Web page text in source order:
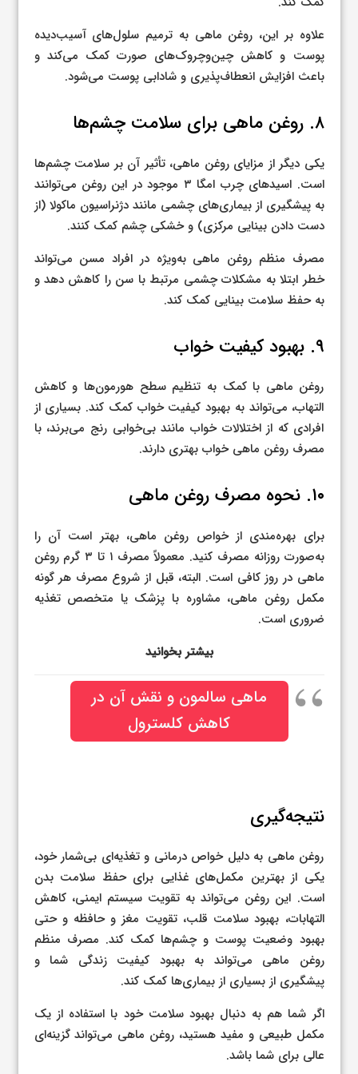
علاوه بر این، روغن ماهی به ترمیم سلول‌های آسیب‌دیده
پوست و کاهش چین‌وچروک‌های صورت کمک می‌کند و
باعث افزایش انعطاف‌پذیری و شادابی پوست می‌شود.
۸. روغن ماهی برای سلامت چشم‌ها
یکی دیگر از مزایای روغن ماهی، تأثیر آن بر سلامت چشم‌ها
است. اسیدهای چرب امگا ۳ موجود در این روغن می‌توانند
به پیشگیری از بیماری‌های چشمی مانند دژنراسیون ماکولا (از
دست دادن بینایی مرکزی) و خشکی چشم کمک کنند.
مصرف منظم روغن ماهی به‌ویژه در افراد مسن می‌تواند
خطر ابتلا به مشکلات چشمی مرتبط با سن را کاهش دهد و
به حفظ سلامت بینایی کمک کند.
۹. بهبود کیفیت خواب
روغن ماهی با کمک به تنظیم سطح هورمون‌ها و کاهش
التهاب، می‌تواند به بهبود کیفیت خواب کمک کند. بسیاری از
افرادی که از اختلالات خواب مانند بی‌خوابی رنج می‌برند، با
مصرف روغن ماهی خواب بهتری دارند.
۱۰. نحوه مصرف روغن ماهی
برای بهره‌مندی از خواص روغن ماهی، بهتر است آن را
به‌صورت روزانه مصرف کنید. معمولاً مصرف ۱ تا ۳ گرم روغن
ماهی در روز کافی است. البته، قبل از شروع مصرف هر گونه
مکمل روغن ماهی، مشاوره با پزشک یا متخصص تغذیه
ضروری است.
بیشتر بخوانید
ماهی سالمون و نقش آن در
کاهش کلسترول
نتیجه‌گیری
روغن ماهی به دلیل خواص درمانی و تغذیه‌ای بی‌شمار خود،
یکی از بهترین مکمل‌های غذایی برای حفظ سلامت بدن
است. این روغن می‌تواند به تقویت سیستم ایمنی، کاهش
التهابات، بهبود سلامت قلب، تقویت مغز و حافظه و حتی
بهبود وضعیت پوست و چشم‌ها کمک کند. مصرف منظم
روغن ماهی می‌تواند به بهبود کیفیت زندگی شما و
پیشگیری از بسیاری از بیماری‌ها کمک کند.
اگر شما هم به دنبال بهبود سلامت خود با استفاده از یک
مکمل طبیعی و مفید هستید، روغن ماهی می‌تواند گزینه‌ای
عالی برای شما باشد.